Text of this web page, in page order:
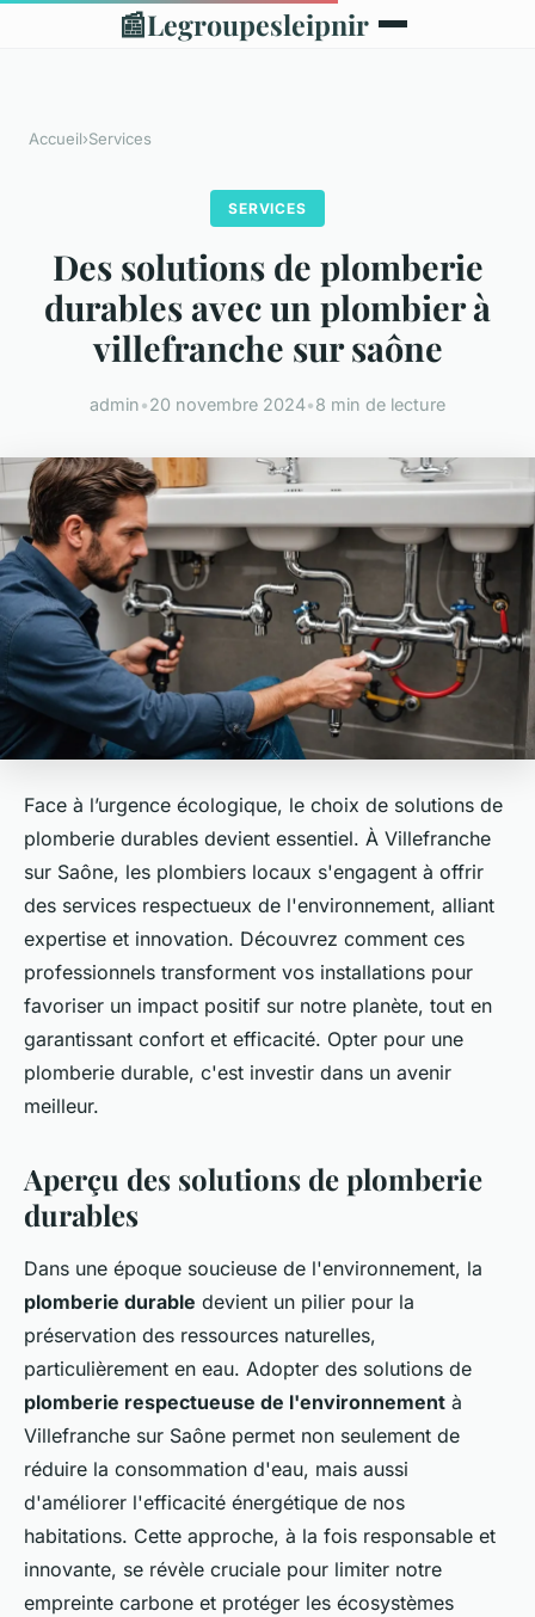
📰Legroupesleipnir
Accueil›Services
SERVICES
Des solutions de plomberie
durables avec un plombier à
villefranche sur saône
admin•20 novembre 2024•8 min de lecture
Face à l’urgence écologique, le choix de solutions de
plomberie durables devient essentiel. À Villefranche
sur Saône, les plombiers locaux s'engagent à offrir
des services respectueux de l'environnement, alliant
expertise et innovation. Découvrez comment ces
professionnels transforment vos installations pour
favoriser un impact positif sur notre planète, tout en
garantissant confort et efficacité. Opter pour une
plomberie durable, c'est investir dans un avenir
meilleur.
Aperçu des solutions de plomberie
durables
Dans une époque soucieuse de l'environnement, la
plomberie durable devient un pilier pour la
préservation des ressources naturelles,
particulièrement en eau. Adopter des solutions de
plomberie respectueuse de l'environnement à
Villefranche sur Saône permet non seulement de
réduire la consommation d'eau, mais aussi
d'améliorer l'efficacité énergétique de nos
habitations. Cette approche, à la fois responsable et
innovante, se révèle cruciale pour limiter notre
empreinte carbone et protéger les écosystèmes